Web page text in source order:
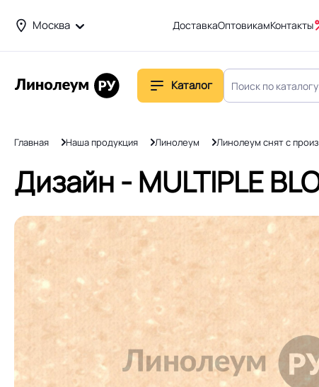
Москва ДоставкаОптовикамКонтакты
Каталог
Главная Наша продукция Линолеум Линолеум снят с
Дизайн - MULTIPLE